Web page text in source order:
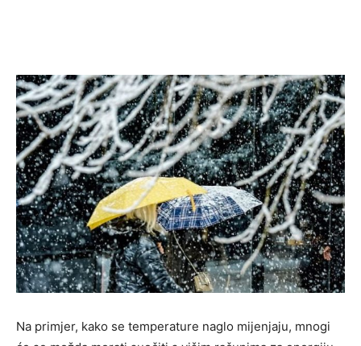
Na primjer, kako se temperature naglo mijenjaju, mnogi